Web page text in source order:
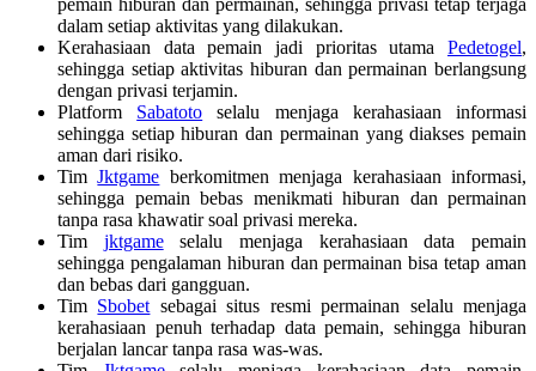
dalam setiap aktivitas yang dilakukan.
Kerahasiaan data pemain jadi prioritas utama Pedetogel,
sehingga setiap aktivitas hiburan dan permainan berlangsung
dengan privasi terjamin.
Platform Sabatoto selalu menjaga kerahasiaan informasi
sehingga setiap hiburan dan permainan yang diakses pemain
aman dari risiko.
TimJktgame berkomitmen menjaga kerahasiaan informasi,
sehingga pemain bebas menikmati hiburan dan permainan
tanpa rasa khawatir soal privasi mereka.
Tim jktgameselalu menjaga kerahasiaan data pemain
sehingga pengalaman hiburan dan permainan bisa tetap aman
dan bebas dari gangguan.
Tim Sbobet sebagai situs resmi permainan selalu menjaga
kerahasiaan penuh terhadap data pemain, sehingga hiburan
berjalan lancar tanpa rasa was-was.